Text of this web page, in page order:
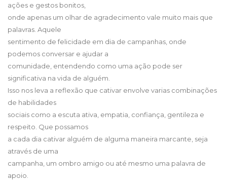
ações e gestos bonitos,
onde apenas um olhar de agradecimento vale muito mais que
palavras. Aquele
sentimento de felicidade em dia de campanhas, onde
podemos conversar e ajudar a
comunidade, entendendo como uma ação pode ser
significativa na vida de alguém.
Isso nos leva a reflexão que cativar envolve varias combinações
de habilidades
sociais como a escuta ativa, empatia, confiança, gentileza e
respeito. Que possamos
a cada dia cativar alguém de alguma maneira marcante, seja
através de uma
campanha, um ombro amigo ou até mesmo uma palavra de
apoio.